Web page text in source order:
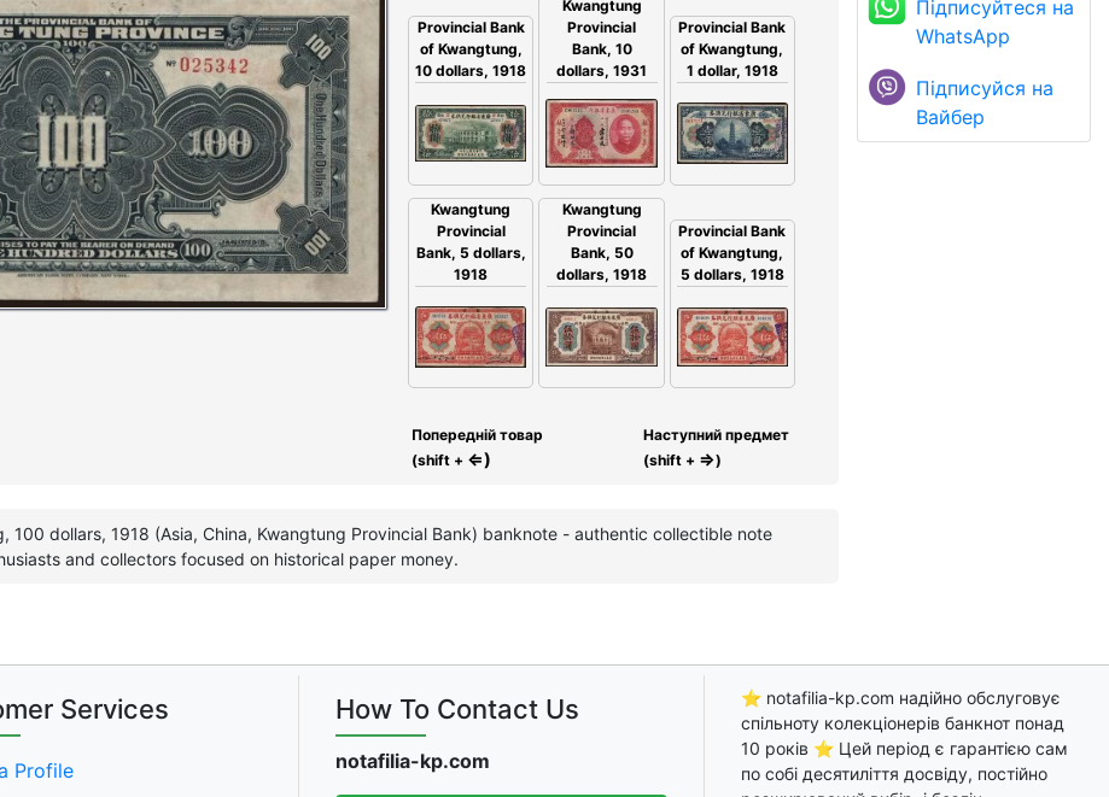
Provincial Bank
of Kwangtung,
10 dollars, 1918
Kwangtung
Provincial
Bank, 10
dollars, 1931
Provincial Bank
of Kwangtung,
1 dollar, 1918
Kwangtung
Provincial
Bank, 5 dollars,
1918
Kwangtung
Provincial
Bank, 50
dollars, 1918
Provincial Bank
of Kwangtung,
5 dollars, 1918
Попередній товар
(shift + ⇐)
Наступний предмет
(shift + ⇒)
100 dollars, 1918 (Asia, China, Kwangtung Provincial Bank) banknote - authentic collectible note
and collectors focused on historical paper money.
Підписуйтеся на
WhatsApp
Підписуйся на
Вайбер
Services
Profile
How To Contact Us
notafilia-kp.com
⭐ notafilia-kp.com надійно обслуговує
спільноту колекціонерів банкнот понад
10 років ⭐ Цей період є гарантією сам
по собі десятиліття досвіду, постійно